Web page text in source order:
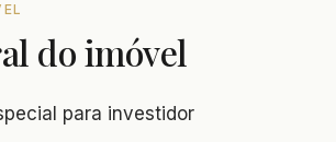
do imóvel
para investidor